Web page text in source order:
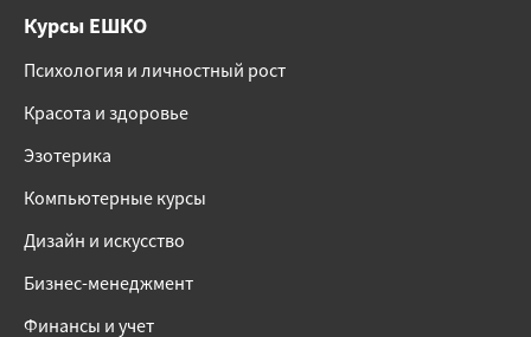
Курсы ЕШКО
Психология и личностный рост
Красота и здоровье
Эзотерика
Компьютерные курсы
Дизайн и искусство
Бизнес-менеджмент
Финансы и учет